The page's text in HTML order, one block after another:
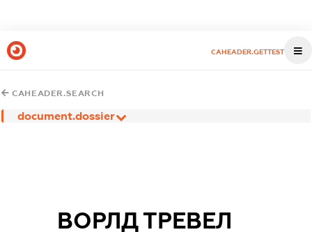
CAHEADER.GETTEST
CAHEADER.SEARCH
document.dossier
ВОРЛД ТРЕВЕЛ